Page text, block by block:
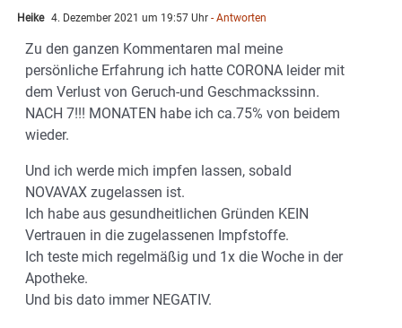
Heike 4. Dezember 2021 um 19:57 Uhr - Antworten
Zu den ganzen Kommentaren mal meine
persönliche Erfahrung ich hatte CORONA leider mit
dem Verlust von Geruch-und Geschmackssinn.
NACH 7!!! MONATEN habe ich ca.75% von beidem
wieder.
Und ich werde mich impfen lassen, sobald
NOVAVAX zugelassen ist.
Ich habe aus gesundheitlichen Gründen KEIN
Vertrauen in die zugelassenen Impfstoffe.
Ich teste mich regelmäßig und 1x die Woche in der
Apotheke.
Und bis dato immer NEGATIV.